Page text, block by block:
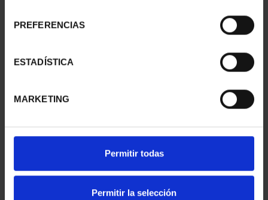
PREFERENCIAS
ESTADÍSTICA
MARKETING
Permitir todas
Permitir la selección
PREMIOS TFP 2016
143,00 €
PREMIOS TFP 1997 JOSE
143,00 €